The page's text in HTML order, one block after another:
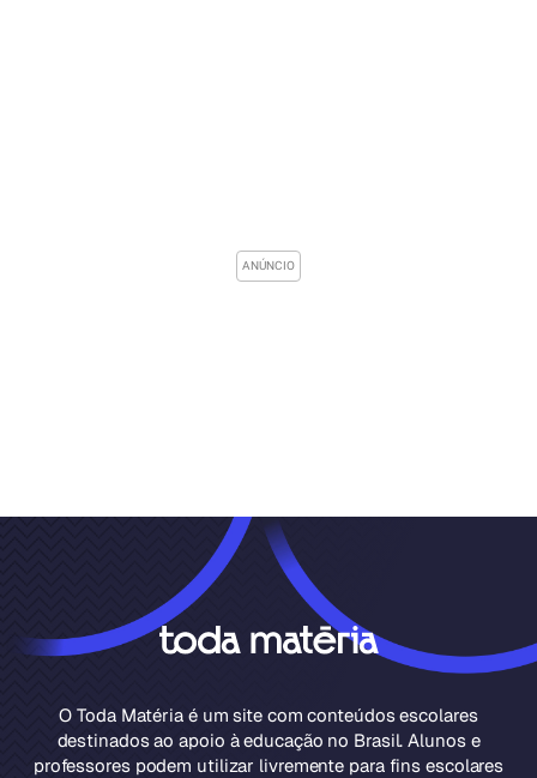
O Toda Matéria é um site com conteúdos escolares
destinados ao apoio à educação no Brasil. Alunos e
professores podem utilizar livremente para fins escolares